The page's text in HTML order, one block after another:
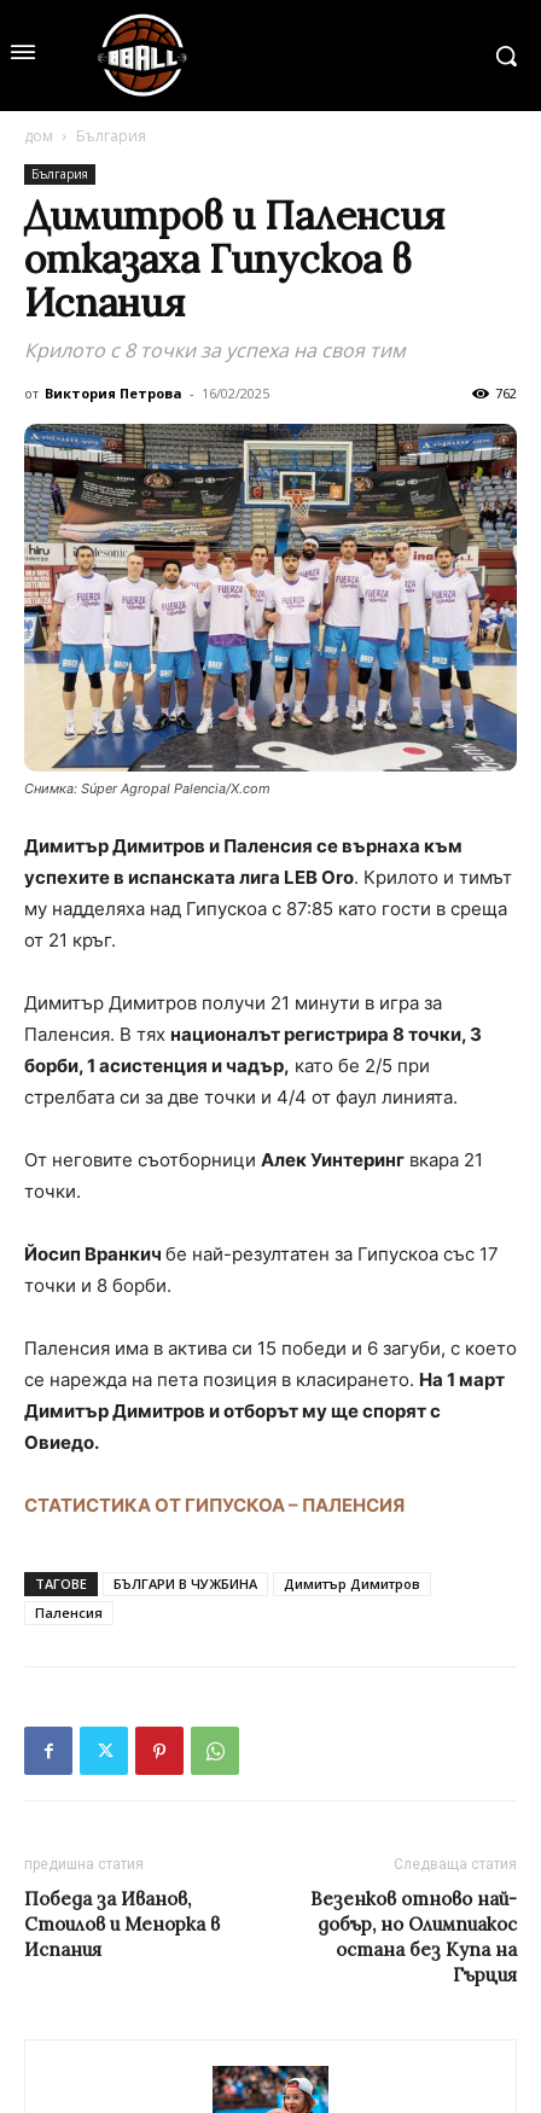
дом България
България
Димитров и Паленсия
отказаха Гипускоа в
Испания
Крилото с 8 точки за успеха на своя тим
от Виктория Петрова - 16/02/2025 762
Снимка: Súper Agropal Palencia/X.com
Димитър Димитров и Паленсия се върнаха към
успехите в испанската лига LEB Oro. Крилото и тимът
му надделяха над Гипускоа с 87:85 като гости в среща
от 21 кръг.
Димитър Димитров получи 21 минути в игра за
Паленсия. В тях националът регистрира 8 точки, 3
борби, 1 асистенция и чадър, като бе 2/5 при
стрелбата си за две точки и 4/4 от фаул линията.
От неговите съотборници Алек Уинтеринг вкара 21
точки.
Йосип Вранкич бе най-резултатен за Гипускоа със 17
точки и 8 борби.
Паленсия има в актива си 15 победи и 6 загуби, с което
се нарежда на пета позиция в класирането. На 1 март
Димитър Димитров и отборът му ще спорят с
Овиедо.
СТАТИСТИКА ОТ ГИПУСКОА – ПАЛЕНСИЯ
ТАГОВЕ БЪЛГАРИ В ЧУЖБИНА
Димитър Димитров
Паленсия
предишна статия
Победа за Иванов,
Стоилов и Менорка в
Испания
Следваща статия
Везенков отново най-
добър, но Олимпиакос
остана без Купа на
Гърция